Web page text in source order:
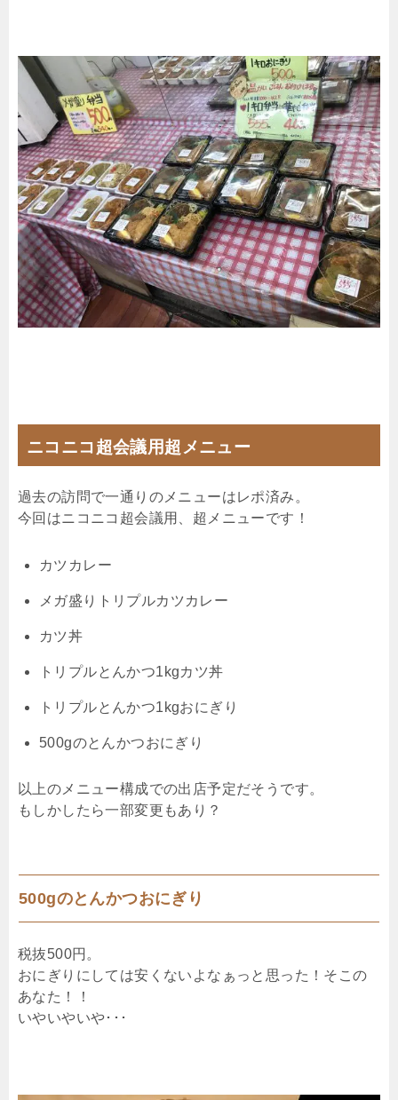
ニコニコ超会議用超メニュー
過去の訪問で一通りのメニューはレポ済み。
今回はニコニコ超会議用、超メニューです！
カツカレー
メガ盛りトリプルカツカレー
カツ丼
トリプルとんかつ1kgカツ丼
トリプルとんかつ1kgおにぎり
500gのとんかつおにぎり
以上のメニュー構成での出店予定だそうです。
もしかしたら一部変更もあり？
500gのとんかつおにぎり
税抜500円。
おにぎりにしては安くないよなぁっと思った！そこの
あなた！！
いやいやいや･･･